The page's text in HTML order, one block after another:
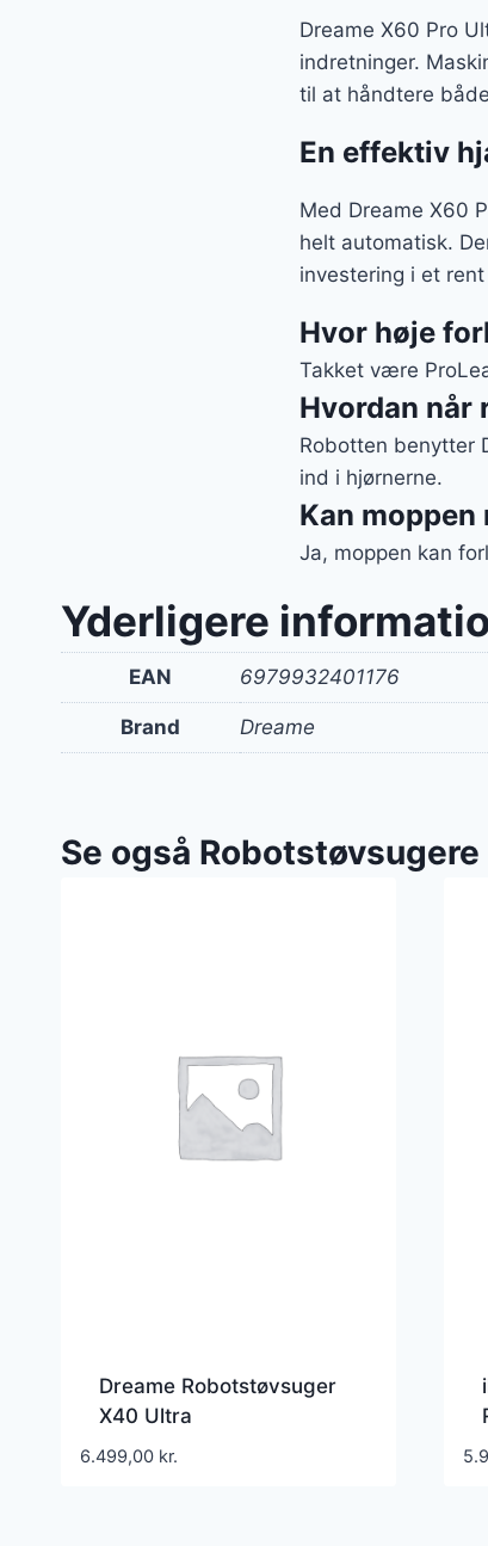
Dreame X60 Pro
indretninger.
til at håndtere
En effektiv
Med Dreame X60
helt automatisk.
investering i et
Hvor høje
Takket være
Hvordan når
Robotten benytter
ind i hjørnerne.
Kan
Ja, moppen kan
Yderligere
EAN 6979932401176
Brand Dreame
Se også Robotstøvsugere
Dreame Robotstøvsuger
X40 Ultra
6.499,00 kr.